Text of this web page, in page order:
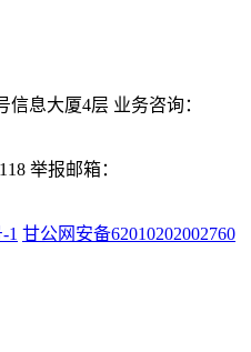
息大厦4层 业务咨询：
举报邮箱：
1 甘公网安备62010202002760